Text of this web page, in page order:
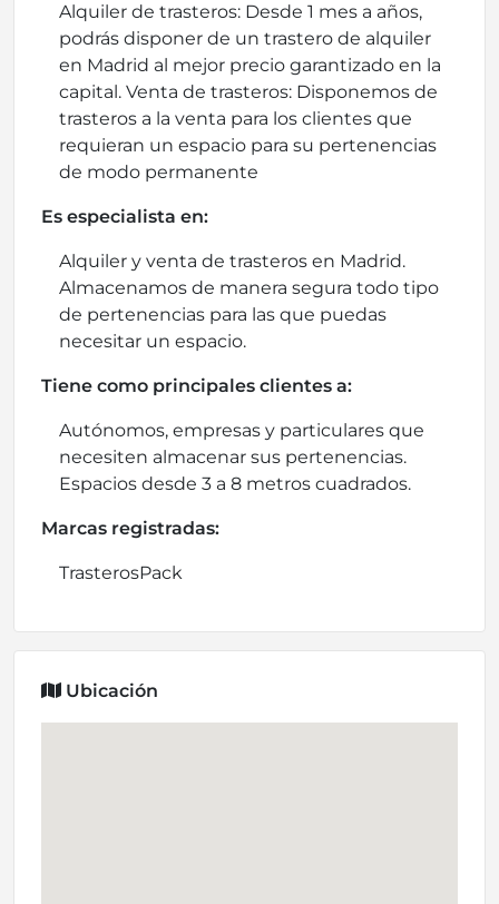
Alquiler de trasteros: Desde 1 mes a años,
podrás disponer de un trastero de alquiler
en Madrid al mejor precio garantizado en la
capital. Venta de trasteros: Disponemos de
trasteros a la venta para los clientes que
requieran un espacio para su pertenencias
de modo permanente
Es especialista en:
Alquiler y venta de trasteros en Madrid.
Almacenamos de manera segura todo tipo
de pertenencias para las que puedas
necesitar un espacio.
Tiene como principales clientes a:
Autónomos, empresas y particulares que
necesiten almacenar sus pertenencias.
Espacios desde 3 a 8 metros cuadrados.
Marcas registradas:
TrasterosPack
Ubicación